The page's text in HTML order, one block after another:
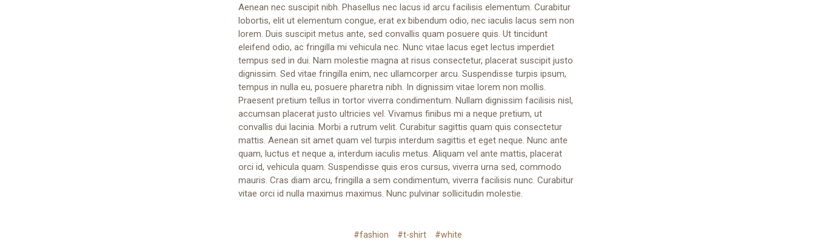
Aenean nec suscipit nibh. Phasellus nec lacus id arcu facilisis elementum. Curabitur
lobortis, elit ut elementum congue, erat ex bibendum odio, nec iaculis lacus sem non
lorem. Duis suscipit metus ante, sed convallis quam posuere quis. Ut tincidunt
eleifend odio, ac fringilla mi vehicula nec. Nunc vitae lacus eget lectus imperdiet
tempus sed in dui. Nam molestie magna at risus consectetur, placerat suscipit justo
dignissim. Sed vitae fringilla enim, nec ullamcorper arcu. Suspendisse turpis ipsum,
tempus in nulla eu, posuere pharetra nibh. In dignissim vitae lorem non mollis.
Praesent pretium tellus in tortor viverra condimentum. Nullam dignissim facilisis nisl,
accumsan placerat justo ultricies vel. Vivamus finibus mi a neque pretium, ut
convallis dui lacinia. Morbi a rutrum velit. Curabitur sagittis quam quis consectetur
mattis. Aenean sit amet quam vel turpis interdum sagittis et eget neque. Nunc ante
quam, luctus et neque a, interdum iaculis metus. Aliquam vel ante mattis, placerat
orci id, vehicula quam. Suspendisse quis eros cursus, viverra urna sed, commodo
mauris. Cras diam arcu, fringilla a sem condimentum, viverra facilisis nunc. Curabitur
vitae orci id nulla maximus maximus. Nunc pulvinar sollicitudin molestie.
#fashion #t-shirt #white